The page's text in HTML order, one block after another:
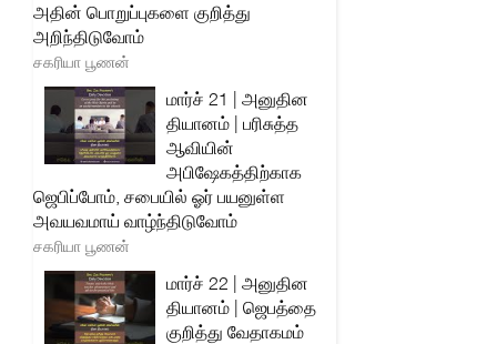
அதின் பொறுப்புகளை குறித்து
அறிந்திடுவோம்
சகரியா பூணன்
மார்ச் 21 | அனுதின
தியானம் | பரிசுத்த
ஆவியின்
அபிஷேகத்திற்காக
ஜெபிப்போம், சபையில் ஓர் பயனுள்ள
அவயவமாய் வாழ்ந்திடுவோம்
சகரியா பூணன்
மார்ச் 22 | அனுதின
தியானம் | ஜெபத்தை
குறித்து வேதாகமம்